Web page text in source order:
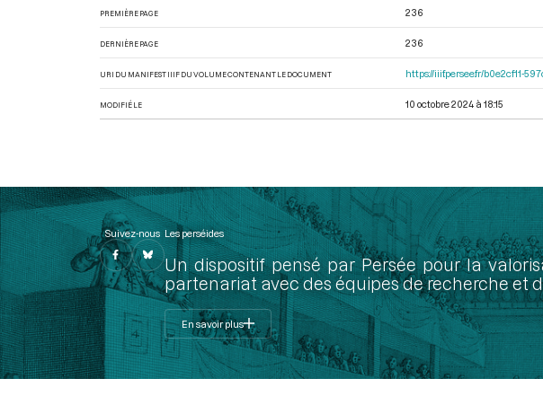
PREMIÈRE PAGE 236
DERNIÈRE PAGE 236
URI DU MANIFEST IIIF DU VOLUME CONTENANT LE DOCUMENT https://iiif.persee.fr/b0e2cf11-
MODIFIÉ LE 10 octobre 2024 à 18:15
Suivez-nous Les perséides
Un dispositif pensé par Persée pour la
partenariat avec des équipes de recherche et
En savoir plus